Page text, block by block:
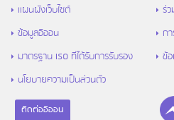
แผนผังเว็บไซต์
ร่
ข้อมูลอิออน
ก
มาตรฐาน ISO ที่ได้รับการรับรอง
ข้
นโยบายความเป็นส่วนตัว
ติดต่ออิออน